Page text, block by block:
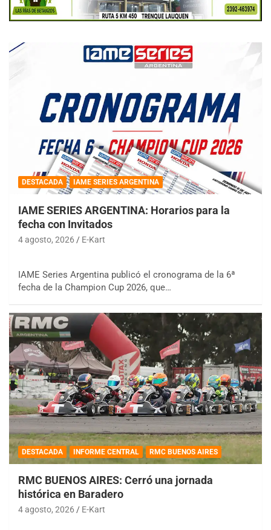
DESTACADA IAME SERIES ARGENTINA
IAME SERIES ARGENTINA: Horarios para la
fecha con Invitados
4 agosto, 2026 E-Kart
IAME Series Argentina publicó el cronograma de la 6ª
fecha de la Champion Cup 2026, que…
DESTACADA INFORME CENTRAL RMC BUENOS AIRES
RMC BUENOS AIRES: Cerró una jornada
histórica en Baradero
4 agosto, 2026 E-Kart